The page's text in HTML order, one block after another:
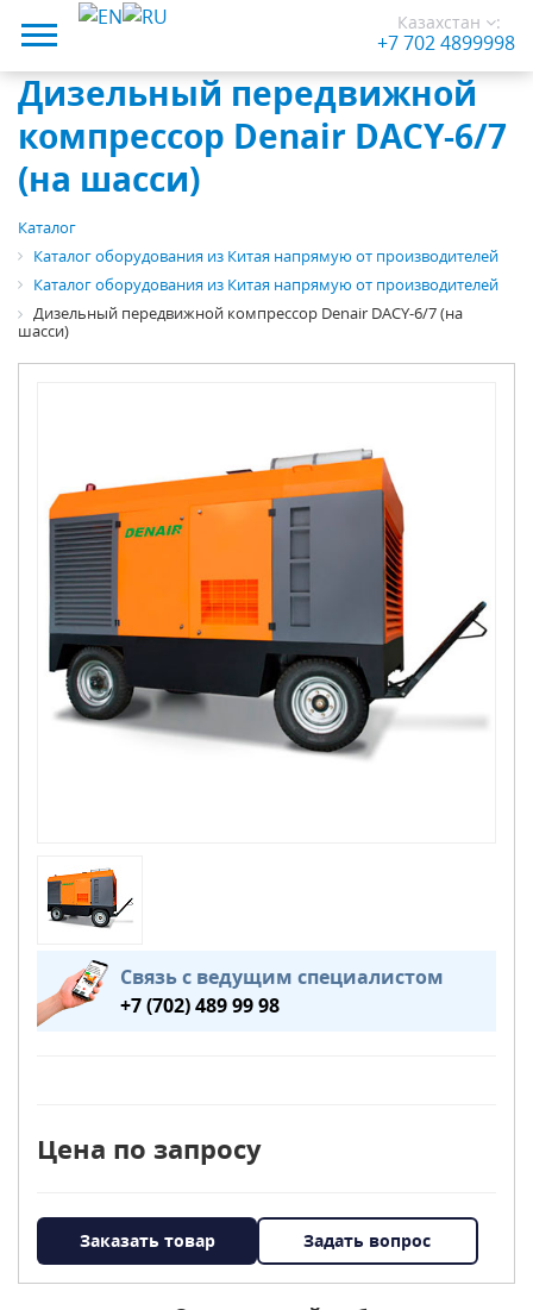
Казахстан
+7 702 4899998
:
Дизельный передвижной
компрессор Denair DACY-6/7
(на шасси)
Каталог
Каталог оборудования из Китая напрямую от производителей
Каталог оборудования из Китая напрямую от производителей
Дизельный передвижной компрессор Denair DACY-6/7 (на
шасси)
Связь с ведущим специалистом
+7 (702) 489 99 98
Цена по запросу
Заказать товар Задать вопрос